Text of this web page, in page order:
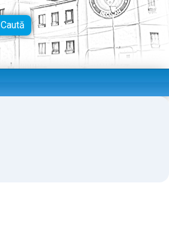
Caută